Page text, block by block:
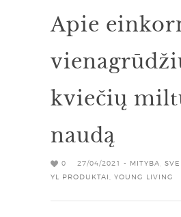
Apie
kviečių
naudą
0 27/04/2021 - MITYBA
YL PRODUKTAI
YOUNG LIVING